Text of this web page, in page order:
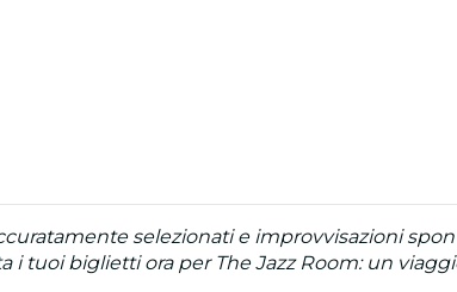
selezionati e improvvisazioni
tuoi biglietti ora per The Jazz Room: un